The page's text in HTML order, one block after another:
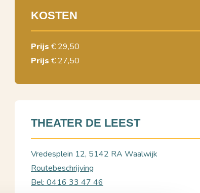
KOSTEN
Prijs € 29,50
Prijs € 27,50
THEATER DE LEEST
Vredesplein 12, 5142 RA Waalwijk
Routebeschrijving
Bel: 0416 33 47 46